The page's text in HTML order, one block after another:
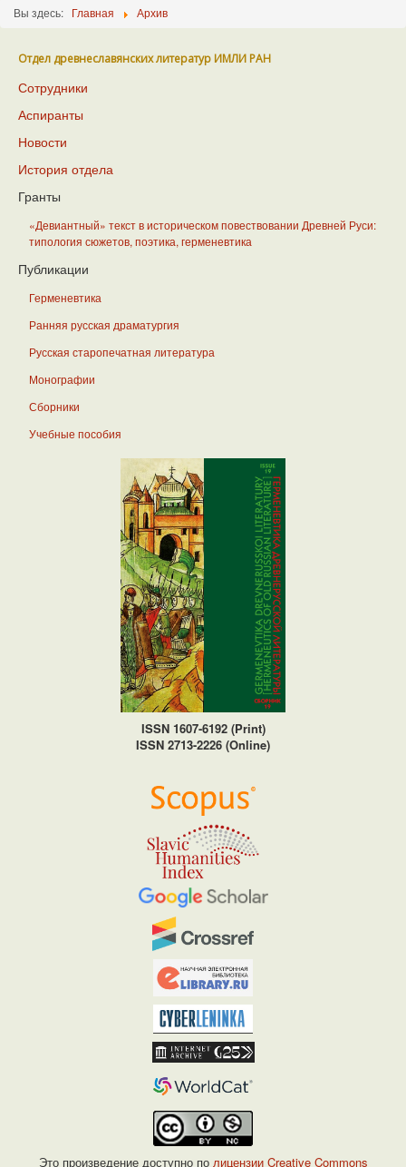
Вы здесь: Главная Архив
Отдел древнеславянских литератур ИМЛИ РАН
Сотрудники
Аспиранты
Новости
История отдела
Гранты
«Девиантный» текст в историческом повествовании Древней Руси:
типология сюжетов, поэтика, герменевтика
Публикации
Герменевтика
Ранняя русская драматургия
Русская старопечатная литература
Монографии
Сборники
Учебные пособия
ISSN 1607-6192 (Print)
ISSN 2713-2226 (Online)
Это произведение доступно по лицензии Creative Commons